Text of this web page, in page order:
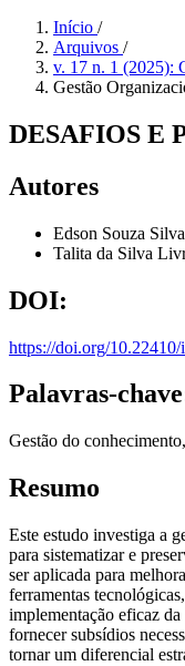
Início /
Arquivos /
v. 17 n. 1 (2025):
Gestão
DESAFIOS E
Autores
Edson Souza Silva
Talita da Silva
DOI:
https://doi.org/
Palavras-
Gestão do
Resumo
Este estudo investiga a
para sistematizar e
ser aplicada para
ferramentas
implementação eficaz
fornecer subsídios
tornar um diferencial